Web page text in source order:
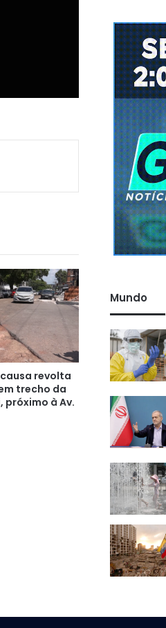
revolta
trecho da
próximo à Av.
Mundo